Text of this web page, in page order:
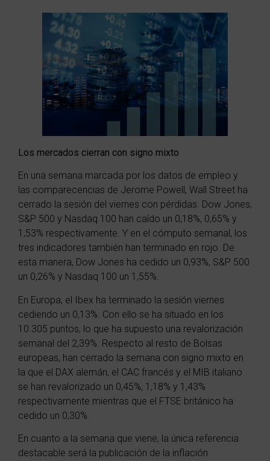
Los mercados cierran con signo mixto
En una semana marcada por los datos de empleo y
las comparecencias de Jerome Powell, Wall Street ha
cerrado la sesión del viernes con pérdidas. Dow Jones,
S&P 500 y Nasdaq 100 han caído un 0,18%, 0,65% y
1,53% respectivamente. Y en el cómputo semanal, los
tres indicadores también han terminado en rojo. De
esta manera, Dow Jones ha cedido un 0,93%, S&P 500
un 0,26% y Nasdaq 100 un 1,55%.
En Europa, el Ibex ha terminado la sesión viernes
cediendo un 0,13%. Con ello se ha situado en los
10.305 puntos, lo que ha supuesto una revalorización
semanal del 2,39%. Respecto al resto de Bolsas
europeas, han cerrado la semana con signo mixto en
la que el DAX alemán, el CAC francés y el MIB italiano
se han revalorizado un 0,45%, 1,18% y 1,43%
respectivamente mientras que el FTSE británico ha
cedido un 0,30%.
En cuanto a la semana que viene, la única referencia
destacable será la publicación de la inflación